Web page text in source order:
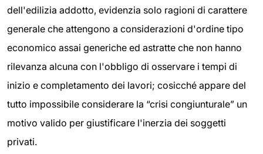
dell'edilizia addotto, evidenzia solo ragioni di carattere
generale che attengono a considerazioni d'ordine tipo
economico assai generiche ed astratte che non hanno
rilevanza alcuna con l'obbligo di osservare i tempi di
inizio e completamento dei lavori; cosicché appare del
tutto impossibile considerare la “crisi congiunturale” un
motivo valido per giustificare l'inerzia dei soggetti
privati.